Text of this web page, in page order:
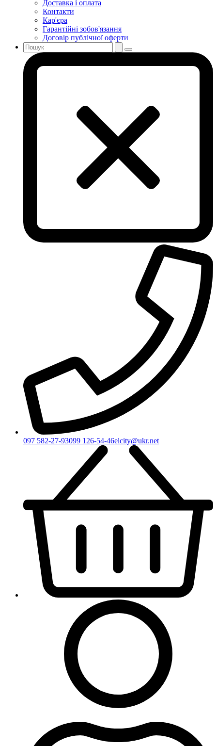
Доставка і оплата
Контакти
Кар'єра
Гарантійні зобов'язання
Договір публічної оферти
097 582-27-93099 126-54-46elcity@ukr.net